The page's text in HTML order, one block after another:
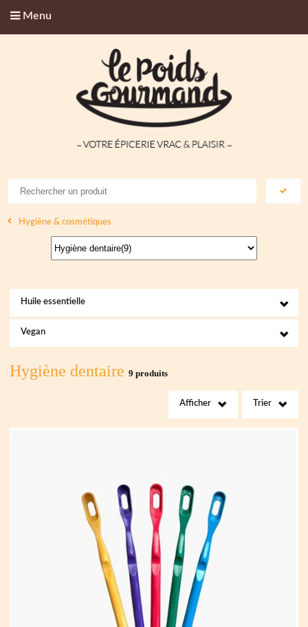
Menu
Hygiène & cosmétiques
Huile essentielle
Vegan
Hygiène dentaire 9 produits
Afficher Trier